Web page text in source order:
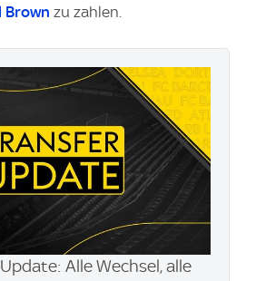
Brown zu zahlen.
Alle Wechsel, alle